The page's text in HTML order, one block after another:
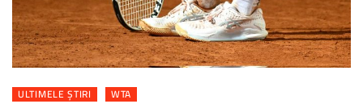
ULTIMELE ȘTIRI WTA